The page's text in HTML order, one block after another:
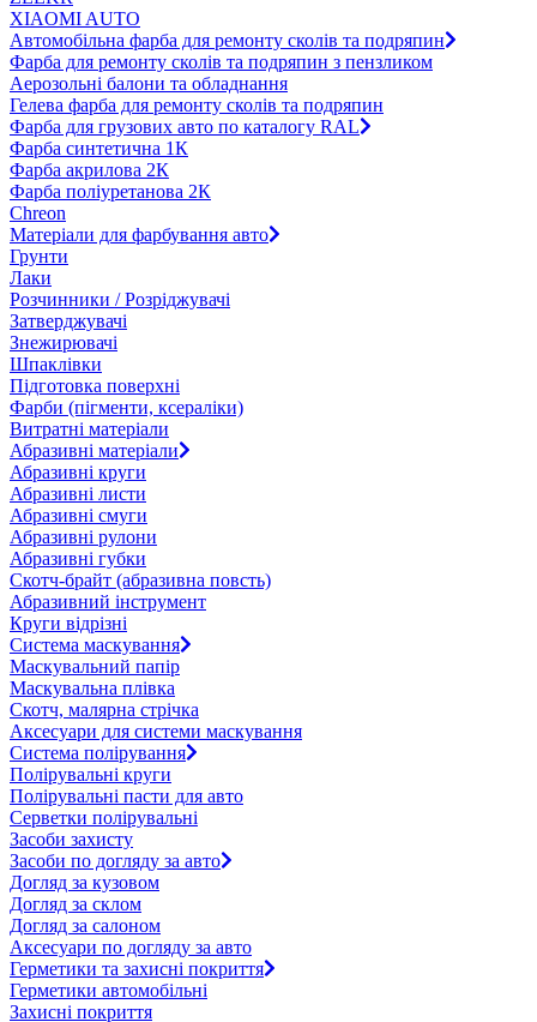
XIAOMI AUTO
Автомобільна фарба для ремонту сколів та подряпин
Фарба для ремонту сколів та подряпин з пензликом
Аерозольні балони та обладнання
Гелева фарба для ремонту сколів та подряпин
Фарба для грузових авто по каталогу RAL
Фарба синтетична 1К
Фарба акрилова 2К
Фарба поліуретанова 2К
Chreon
Матеріали для фарбування авто
Грунти
Лаки
Розчинники / Розріджувачі
Затверджувачі
Знежирювачі
Шпаклівки
Підготовка поверхні
Фарби (пігменти, ксераліки)
Витратні матеріали
Абразивні матеріали
Абразивні круги
Абразивні листи
Абразивні смуги
Абразивні рулони
Абразивні губки
Скотч-брайт (абразивна повсть)
Абразивний інструмент
Круги відрізні
Система маскування
Маскувальний папір
Маскувальна плівка
Скотч, малярна стрічка
Аксесуари для системи маскування
Система полірування
Полірувальні круги
Полірувальні пасти для авто
Серветки полірувальні
Засоби захисту
Засоби по догляду за авто
Догляд за кузовом
Догляд за склом
Догляд за салоном
Аксесуари по догляду за авто
Герметики та захисні покриття
Герметики автомобільні
Захисні покриття